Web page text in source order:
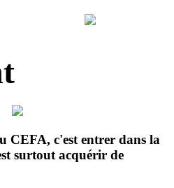
CEFA, c'est entrer dans la
surtout acquérir de